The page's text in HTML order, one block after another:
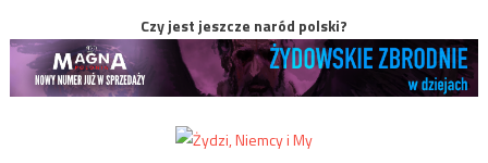
Czy jest jeszcze naród polski?